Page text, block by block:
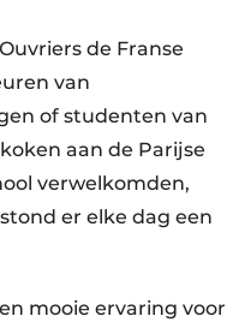
de Franse
van
of studenten van
aan de Parijse
verwelkomden,
er elke dag een
mooie ervaring voor